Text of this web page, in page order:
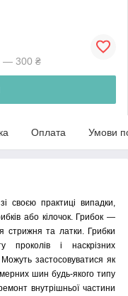
— 300 ₴
Оплата Умови
своєю практиці випадки,
або кілочок. Грибок —
стрижня та латки. Грибки
проколів і наскрізних
застосовуватися як
шин будь-якого типу
внутрішньої частини